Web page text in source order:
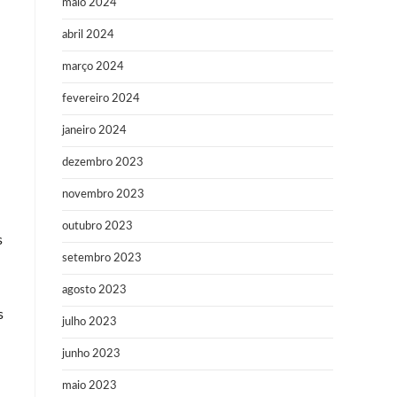
maio 2024
abril 2024
março 2024
fevereiro 2024
janeiro 2024
dezembro 2023
novembro 2023
outubro 2023
setembro 2023
agosto 2023
julho 2023
junho 2023
maio 2023